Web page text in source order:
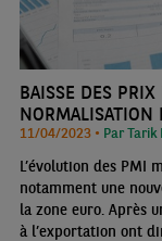
BAISSE DES
NORMALISATION
11/04/2023 • Par Tarik
L’évolution des PMI
notamment une
la zone euro. Après
à l’exportation ont